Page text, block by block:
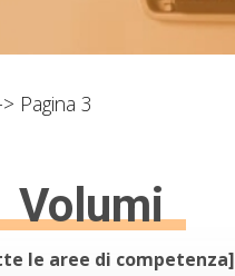
Pagina 3
Volumi
le aree di competenza]